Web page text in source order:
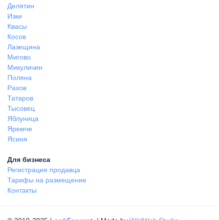
Делятин
Изки
Квасы
Косов
Лазещина
Мигово
Микуличин
Поляна
Рахов
Татаров
Тысовец
Яблуница
Яремче
Ясиня
Для бизнеса
Регистрация продавца
Тарифы на размещение
Контакты